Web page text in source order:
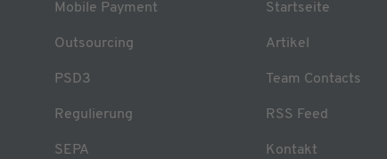
Mobile Payment
Outsourcing
PSD3
Regulierung
SEPA
Startseite
Artikel
Team Contacts
RSS Feed
Kontakt